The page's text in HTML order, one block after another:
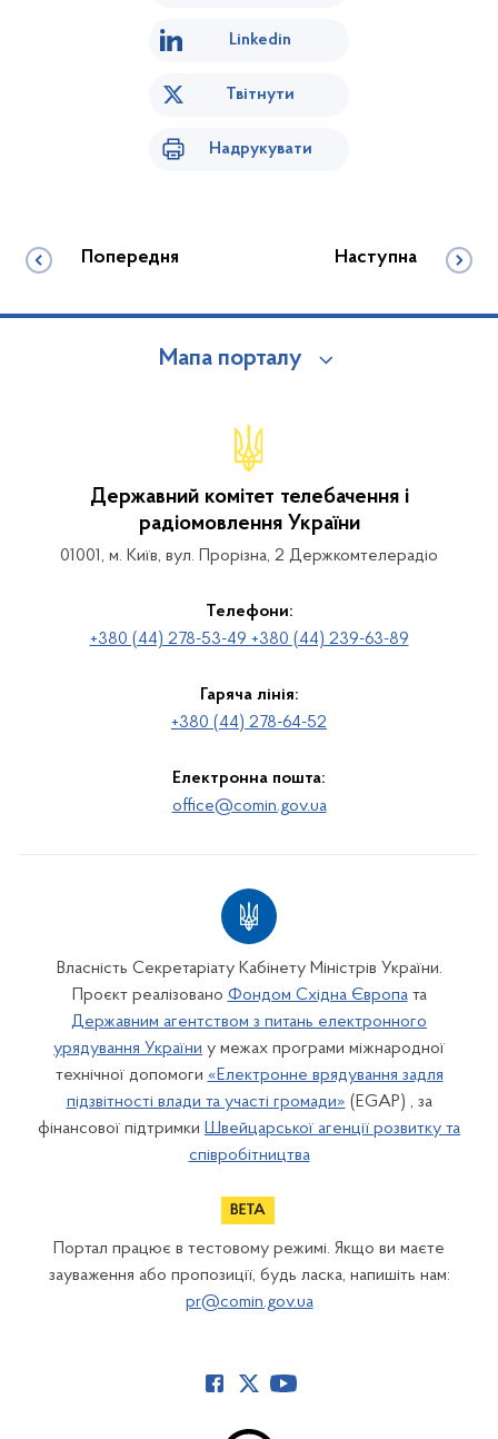
Linkedin
Твітнути
Надрукувати
Попередня Наступна
Мапа порталу
Державний комітет телебачення і
радіомовлення України
01001, м. Київ, вул. Прорізна, 2 Держкомтелерадіо
Телефони:
+380 (44) 278-53-49 +380 (44) 239-63-89
Гаряча лінія:
+380 (44) 278-64-52
Електронна пошта:
office@comin.gov.ua
Власність Секретаріату Кабінету Міністрів України.
Проєкт реалізовано Фондом Східна Європата
Державним агентством з питань електронного
урядування України у межах програми міжнародної
технічної допомоги «Електронне врядування задля
підзвітності влади та участі громади» (EGAP) , за
фінансової підтримки Швейцарської агенції розвитку та
співробітництва
Портал працює в тестовому режимі. Якщо ви маєте
зауваження або пропозиції, будь ласка, напишіть нам:
pr@comin.gov.ua